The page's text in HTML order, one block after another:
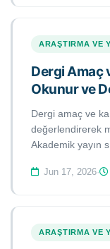
ARAŞTIRMA VE
Dergi Amaç
Okunur ve
Dergi amaç ve
değerlendirerek
Akademik yayın
Jun 17, 2026·
ARAŞTIRMA VE